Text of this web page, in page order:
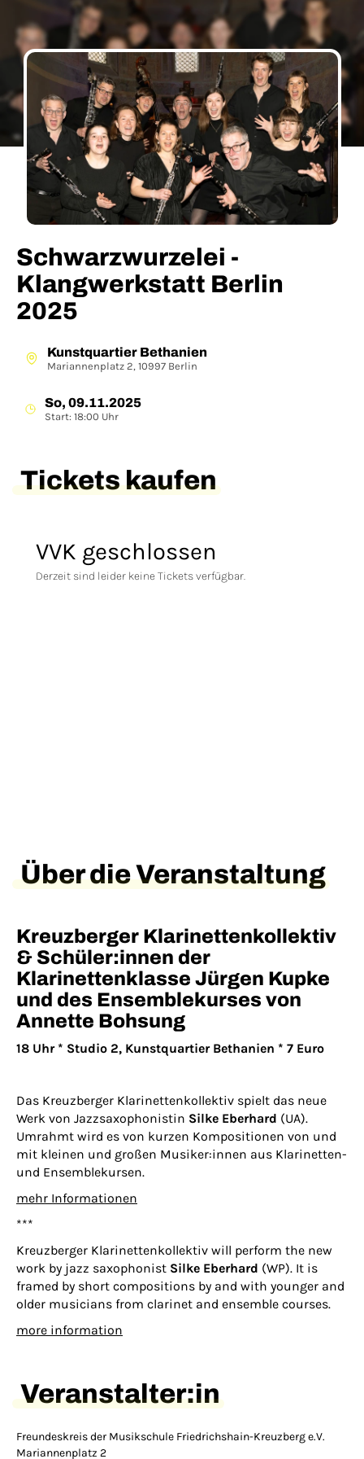
Schwarzwurzelei -
Klangwerkstatt Berlin
2025
Kunstquartier Bethanien
Mariannenplatz 2, 10997 Berlin
So, 09.11.2025
Start: 18:00 Uhr
Tickets kaufen
VVK geschlossen
Derzeit sind leider keine Tickets verfügbar.
Über die Veranstaltung
Kreuzberger Klarinettenkollektiv
& Schüler:innen der
Klarinettenklasse Jürgen Kupke
und des Ensemblekurses von
Annette Bohsung
18 Uhr * Studio 2, Kunstquartier Bethanien * 7 Euro
Das Kreuzberger Klarinettenkollektiv spielt das neue
Werk von Jazzsaxophonistin Silke Eberhard (UA).
Umrahmt wird es von kurzen Kompositionen von und
mit kleinen und großen Musiker:innen aus Klarinetten-
und Ensemblekursen.
mehr Informationen
***
Kreuzberger Klarinettenkollektiv will perform the new
work by jazz saxophonist Silke Eberhard (WP). It is
framed by short compositions by and with younger and
older musicians from clarinet and ensemble courses.
more information
Veranstalter:in
Freundeskreis der Musikschule Friedrichshain-Kreuzberg e.V.
Mariannenplatz 2